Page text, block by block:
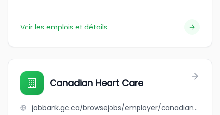
Voir les emplois et détails
Canadian Heart Care
jobbank.gc.ca/browsejobs/employer/canadian+heart+care/ca